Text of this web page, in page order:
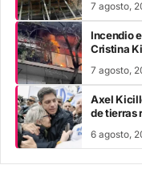
7 agosto,
Incendio
Cristina
7 agosto,
Axel
de tierras
6 agosto,